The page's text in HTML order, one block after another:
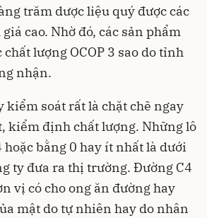
trăm dược liệu quý được các
cao. Nhờ đó, các sản phẩm
lượng OCOP 3 sao do tỉnh
nhận.
kiểm soát rất là chặt chẽ ngay
kiểm định chất lượng. Những lô
hoặc bằng 0 hay ít nhất là dưới
ty đưa ra thị trường. Đường C4
vị có cho ong ăn đường hay
mật do tự nhiên hay do nhân